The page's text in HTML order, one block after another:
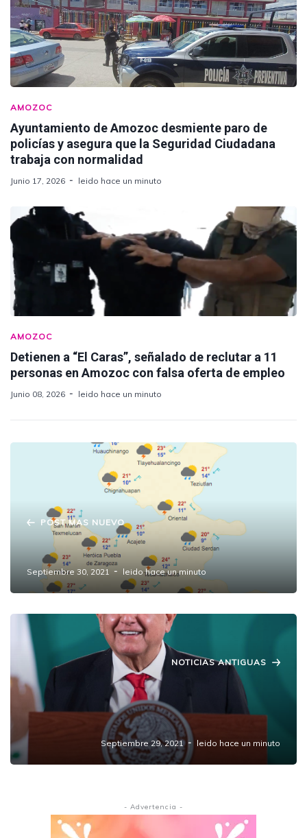
AMOZOC
Ayuntamiento de Amozoc desmiente paro de
policías y asegura que la Seguridad Ciudadana
trabaja con normalidad
Junio 17, 2026 leido hace un minuto
AMOZOC
Detienen a “El Caras”, señalado de reclutar a 11
personas en Amozoc con falsa oferta de empleo
Junio 08, 2026 leido hace un minuto
POST MAS NUEVO
Pronóstico Meteorológico
Septiembre 30, 2021 leido hace un minuto
NOTICIAS ANTIGUAS
Presidente anuncia inauguración de
sucursales del Banco del Bienestar; refrenda
compromiso de no reelección
Septiembre 29, 2021 leido hace un minuto
- Advertencia -